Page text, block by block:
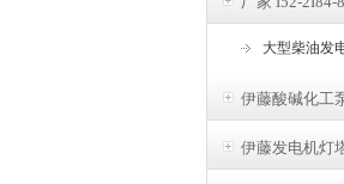
大型柴油发
伊藤酸碱化工
伊藤发电机灯